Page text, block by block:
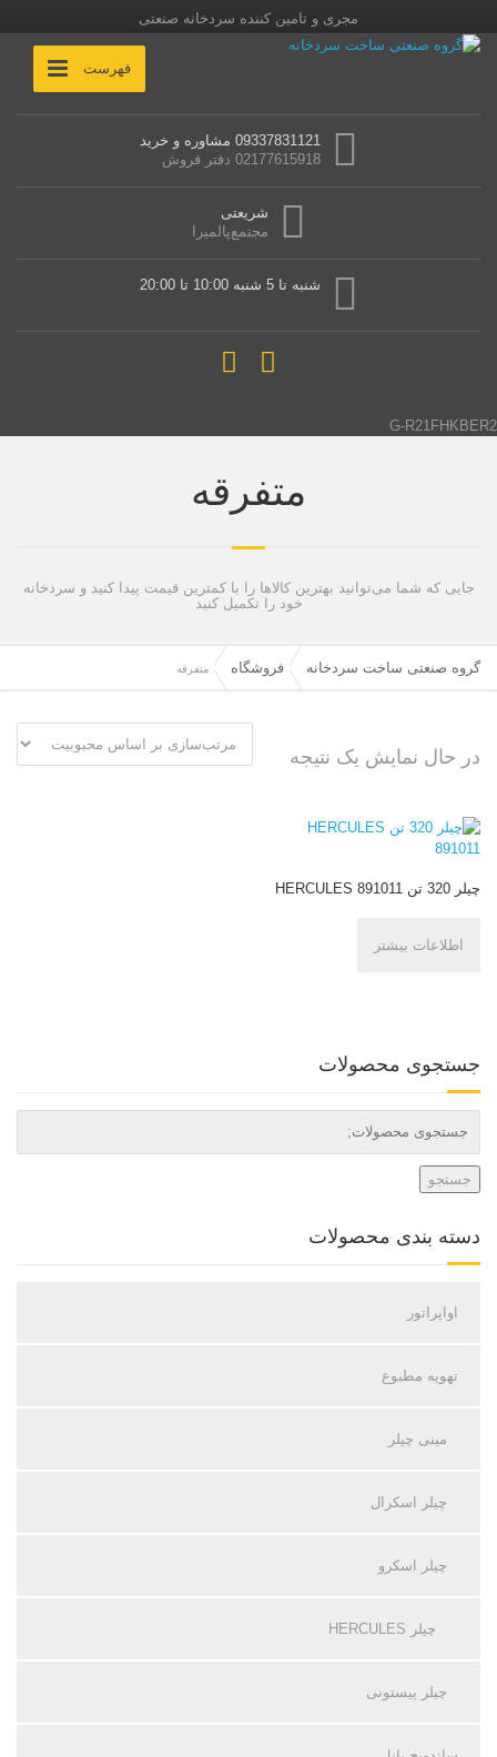
مجری و تامین کننده سردخانه صنعتی
فهرست
09337831121 مشاوره و خرید
02177615918 دفتر فروش
شریعتی
مجتمع‌پالمیرا
شنبه تا 5 شنبه 10:00 تا 20:00
G-R21FHKBER2
متفرقه
جایی که شما می‌توانید بهترین کالاها را با کمترین قیمت پیدا کنید و سردخانه
خود را تکمیل کنید
گروه صنعتی ساخت سردخانه فروشگاه متفرقه
در حال نمایش یک نتیجه
چیلر 320 تن HERCULES 891011
اطلاعات بیشتر
جستجوی محصولات
جستجو
دسته بندی محصولات
اواپراتور
تهویه مطبوع
مینی چیلر
چیلر اسکرال
چیلر اسکرو
چیلر HERCULES
چیلر پیستونی